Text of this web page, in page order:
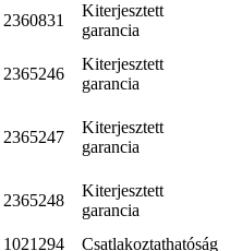
2360831
Kiterjesztett
garancia
2365246
Kiterjesztett
garancia
2365247
Kiterjesztett
garancia
2365248
Kiterjesztett
garancia
1021294
Csatlakoztathatóság